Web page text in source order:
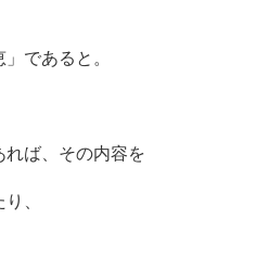
であると。
れば、その内容を
、